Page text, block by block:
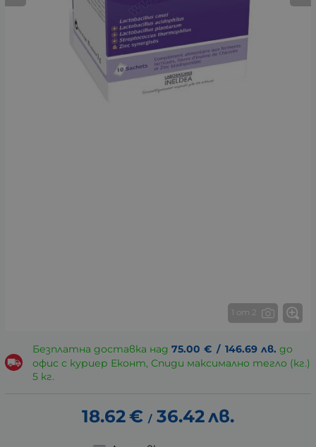
1 от 2
Безплатна доставка над 75.00 € / 146.69 лв. до
офис с куриер Еконт, Спиди максимално тегло (кг.)
5 кг.
18.62€ / 36.42лв.